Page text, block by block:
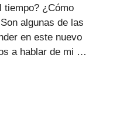
tiempo? ¿Cómo
algunas de las
en este nuevo
a hablar de mi …